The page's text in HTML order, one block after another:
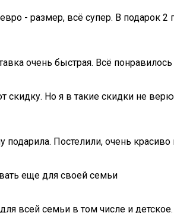
- размер, всё супер. В подарок
очень быстрая. Всё понравилось
Но я в такие скидки не
Постелили, очень
еще для своей семьи
всей семьи в том числе и